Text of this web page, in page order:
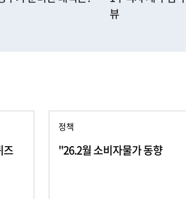
뷰
즈
정책
"26.2월 소비자물가 동향